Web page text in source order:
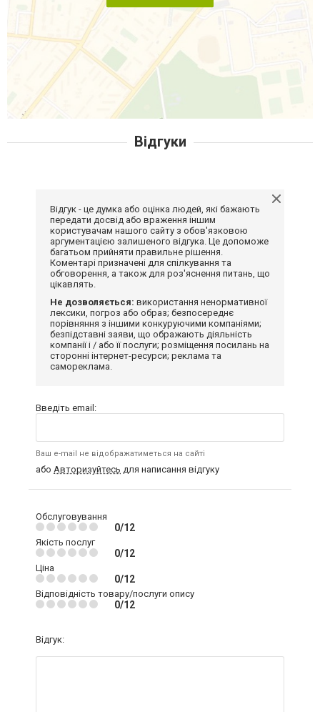
Відгуки
Відгук - це думка або оцінка людей, які бажають
передати досвід або враження іншим
користувачам нашого сайту з обов'язковою
аргументацією залишеного відгука. Це допоможе
багатьом прийняти правильне рішення.
Коментарі призначені для спілкування та
обговорення, а також для роз'яснення питань, що
цікавлять.
Не дозволяється: використання ненормативної
лексики, погроз або образ; безпосереднє
порівняння з іншими конкуруючими компаніями;
безпідставні заяви, що ображають діяльність
компанії і / або її послуги; розміщення посилань на
сторонні інтернет-ресурси; реклама та
самореклама.
Введіть email:
Ваш e-mail не відображатиметься на сайті
або Авторизуйтесь для написання відгуку
Обслуговування
0/12
Якість послуг
0/12
Ціна
0/12
Відповідність товару/послуги опису
0/12
Відгук: